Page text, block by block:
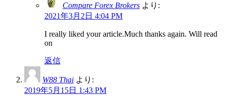
Compare Forex Brokers より:
2021年3月2日 4:04 PM
I really liked your article.Much thanks again. Will read
on
返信
W88 Thai より:
2019年5月15日 1:43 PM